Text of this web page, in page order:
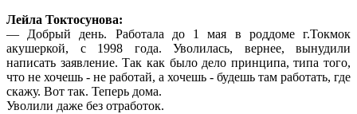
Лейла Токтосунова:
— Добрый день. Работала до 1 мая в роддоме г.Токмок
акушеркой, с 1998 года. Уволилась, вернее, вынудили
написать заявление. Так как было дело принципа, типа того,
что не хочешь - не работай, а хочешь - будешь там работать, где
скажу. Вот так. Теперь дома.
Уволили даже без отработок.